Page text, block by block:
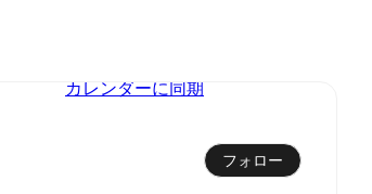
カレンダーに同期
フォロー